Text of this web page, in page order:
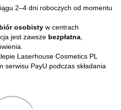
2–4 dni roboczych od momentu
osobisty w centrach
jest zawsze bezpłatna
Laserhouse Cosmetics PL
serwisu PayU podczas składania